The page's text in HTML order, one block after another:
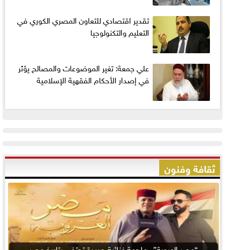
تقدير اقتصادي للتعاون المصري الكوري في
التعليم والتكنولوجيا
علي جمعة: تغير الموضوعات والمصالح يؤثر
في إصدار الأحكام الفقهية الإسلامية
ثقافة وفنون